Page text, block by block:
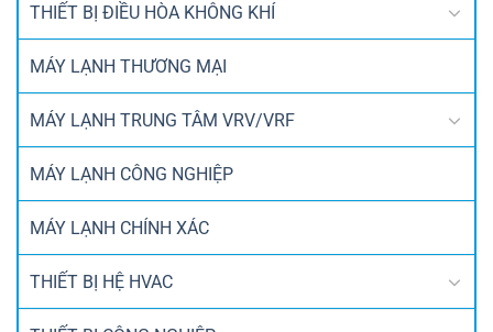
THIẾT BỊ ĐIỀU HÒA KHÔNG KHÍ
MÁY LẠNH THƯƠNG MẠI
MÁY LẠNH TRUNG TÂM VRV/VRF
MÁY LẠNH CÔNG NGHIỆP
MÁY LẠNH CHÍNH XÁC
THIẾT BỊ HỆ HVAC